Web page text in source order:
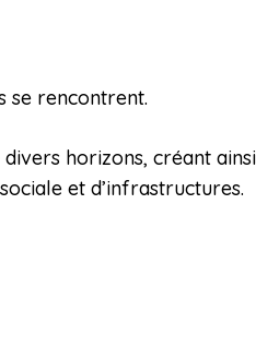
se rencontrent.
horizons, créant
et d’infrastructures.